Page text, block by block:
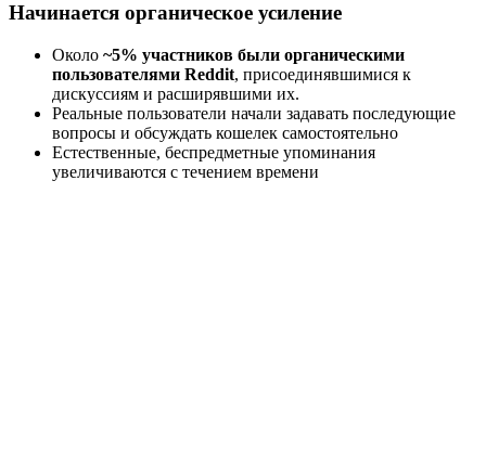
Начинается органическое усиление
Около ~5% участников были органическими
пользователями Reddit, присоединявшимися к
дискуссиям и расширявшими их.
Реальные пользователи начали задавать последующие
вопросы и обсуждать кошелек самостоятельно
Естественные, беспредметные упоминания
увеличиваются с течением времени